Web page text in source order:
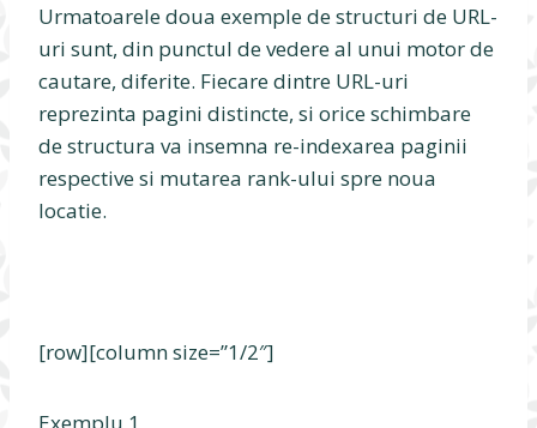
Urmatoarele doua exemple de structuri de URL-
uri sunt, din punctul de vedere al unui motor de
cautare, diferite. Fiecare dintre URL-uri
reprezinta pagini distincte, si orice schimbare
de structura va insemna re-indexarea paginii
respective si mutarea rank-ului spre noua
locatie.
[row][column size=”1/2″]